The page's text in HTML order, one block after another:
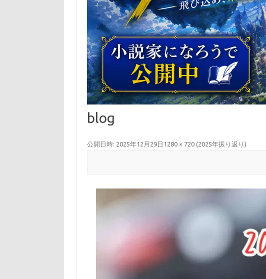
blog
公開日時: 2025年12月29日 1280 × 720(2025年振り返り )